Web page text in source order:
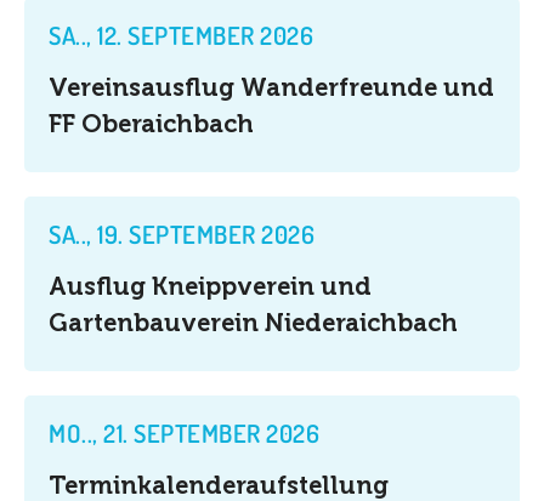
SA.., 12. SEPTEMBER 2026
Vereinsausflug Wanderfreunde und
FF Oberaichbach
SA.., 19. SEPTEMBER 2026
Ausflug Kneippverein und
Gartenbauverein Niederaichbach
MO.., 21. SEPTEMBER 2026
Terminkalenderaufstellung